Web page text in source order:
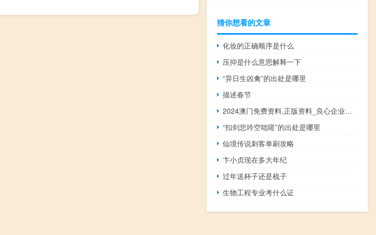
猜你想看的文章
化妆的正确顺序是什么
压抑是什么意思解释一下
“异日生凶禽”的出处是哪里
描述春节
2024澳门免费资料,正版资料_良心企业，值得支持_实用版765.986
“扣剑悲吟空咄嗟”的出处是哪里
仙境传说刺客单刷攻略
卞小贞现在多大年纪
过年送杯子还是梳子
生物工程专业考什么证